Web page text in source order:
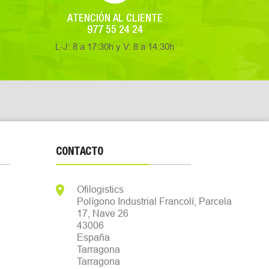
ATENCIÓN AL CLIENTE
977 55 24 24
L-J: 8 a 17:30h y V: 8 a 14:30h
CONTACTO

Ofilogistics
Polígono Industrial Francolí, Parcela
17, Nave 26
43006
España
Tarragona
Tarragona